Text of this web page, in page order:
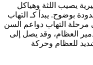
يصيب اللثة وهياكل
بوضوح. يبدأ كـ التهاب
مرحلة التهاب دواعم السن
العظام، وقد يصل إلى
للعظام وحركة